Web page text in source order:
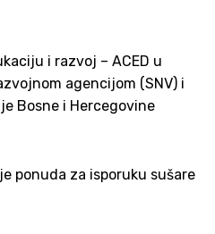
i razvoj – ACED u
agencijom (SNV) i
Bosne i Hercegovine
ponuda za isporuku sušare